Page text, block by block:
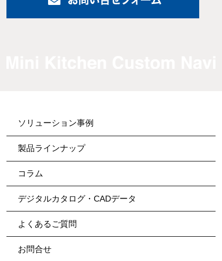
ソリューション事例
製品ラインナップ
コラム
デジタルカタログ・CADデータ
よくあるご質問
お問合せ